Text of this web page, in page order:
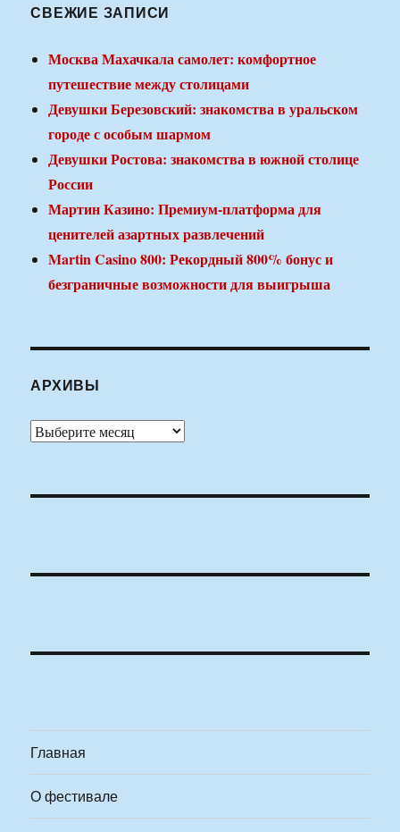
СВЕЖИЕ ЗАПИСИ
Москва Махачкала самолет: комфортное
путешествие между столицами
Девушки Березовский: знакомства в уральском
городе с особым шармом
Девушки Ростова: знакомства в южной столице
России
Мартин Казино: Премиум-платформа для
ценителей азартных развлечений
Martin Casino 800: Рекордный 800% бонус и
безграничные возможности для выигрыша
АРХИВЫ
Архивы
Главная
О фестивале